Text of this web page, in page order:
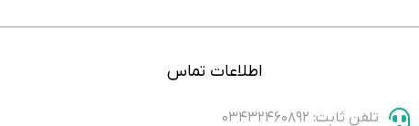
اطلاعات تماس
تلفن ثابت: ۰۳۴۳۲۴۶۰۸۹۲